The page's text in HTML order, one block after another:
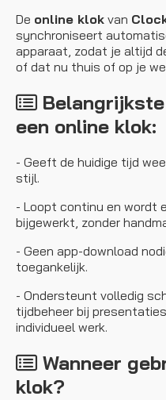
De online klok van
synchroniseert
apparaat, zodat je altijd
of dat nu thuis of op je
een online klok:
- Geeft de huidige tijd
stijl.
- Loopt continu en wordt
bijgewerkt, zonder
- Geen app-download
toegankelijk.
- Ondersteunt volledig
tijdbeheer bij
individueel werk.
Wanneer
klok?